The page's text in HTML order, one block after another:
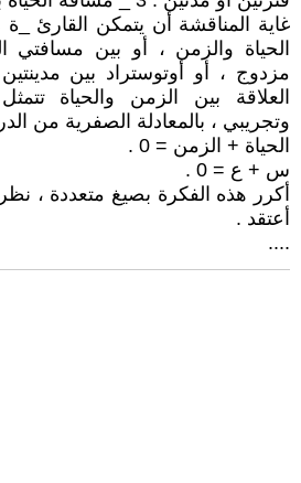
غاية المناقشة أن يتمكن القارئ
الحياة والزمن ، أو بين مسافتي
مزدوج ، أو أوتوستراد بين
العلاقة بين الزمن والحياة
وتجريبي ، بالمعادلة الصفرية من
الحياة + الزمن = 0 .
س + ع = 0 .
أكرر هذه الفكرة بصيغ متعددة ، نظرا
أعتقد .
....